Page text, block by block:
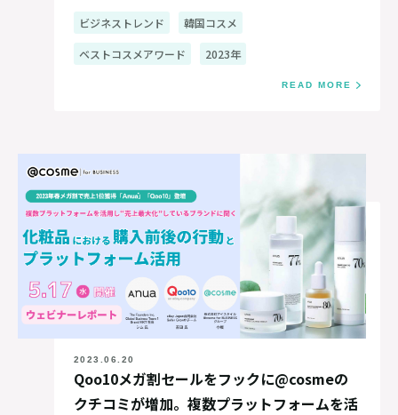
ビジネストレンド 韓国コスメ
ベストコスメアワード 2023年
READ MORE
2023.06.20
Qoo10メガ割セールをフックに@cosmeの
クチコミが増加。複数プラットフォームを活